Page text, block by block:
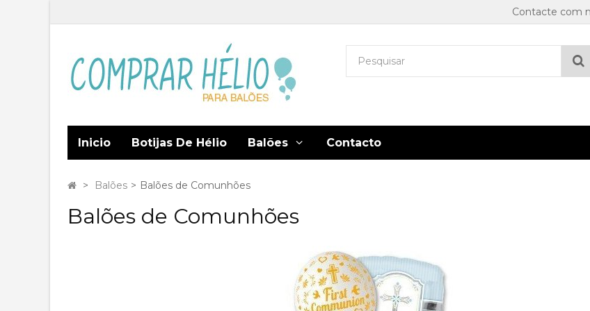
Contacte com
Inicio Botijas De Hélio Balões Contacto
> Balões > Balões de Comunhões
Balões de Comunhões